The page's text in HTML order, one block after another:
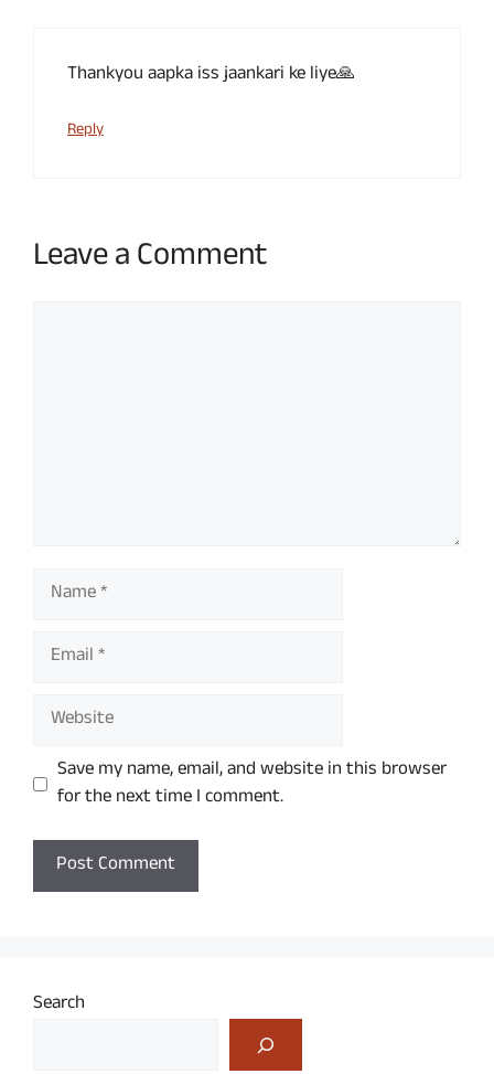
Thankyou aapka iss jaankari ke liye🙏
Reply
Leave a Comment
Name
Email
Website
Save my name, email, and website in this browser
for the next time I comment.
Search